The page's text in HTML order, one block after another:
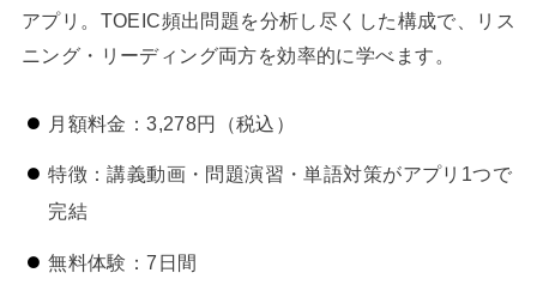
アプリ。TOEIC頻出問題を分析し尽くした構成で、リス
ニング・リーディング両方を効率的に学べます。
月額料金：3,278円（税込）
特徴：講義動画・問題演習・単語対策がアプリ1つで
完結
無料体験：7日間